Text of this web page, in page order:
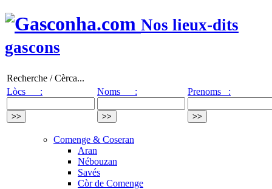
Nos lieux-dits
gascons
Recherche / Cèrca...
Lòcs :
Noms : Prenoms :
Comenge & Coseran
Aran
Nébouzan
Savés
Còr de Comenge